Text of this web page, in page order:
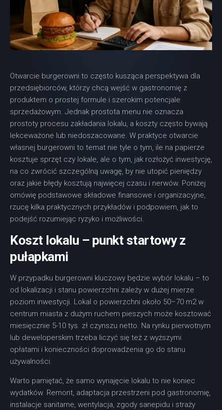
Otwarcie burgerowni to często kusząca perspektywa dla
przedsiębiorców, którzy chcą wejść w gastronomię z
produktem o prostej formule i szerokim potencjale
sprzedażowym. Jednak prostota menu nie oznacza
prostoty procesu zakładania lokalu, a koszty często bywają
lekceważone lub niedoszacowane. W praktyce otwarcie
własnej burgerowni to temat nie tyle o tym, ile na papierze
kosztuje sprzęt czy lokale, ale o tym, jak rozłożyć inwestycję,
na co zwrócić szczególną uwagę, by nie utopić pieniędzy
oraz jakie błędy kosztują najwięcej czasu i nerwów. Poniżej
omówię podstawowe składowe finansowe i organizacyjne,
rzucę kilka praktycznych przykładów i podpowiem, jak to
podejść rozumiejąc ryzyko i możliwości.
Koszt lokalu – punkt startowy z
pułapkami
W przypadku burgerowni kluczowy będzie wybór lokalu – to
od lokalizacji i stanu powierzchni zależy w dużej mierze
poziom inwestycji. Lokal o powierzchni około 50–70 m2 w
centrum miasta z dużym ruchem pieszych może kosztować
miesięcznie 5-10 tys. zł czynszu netto. Na rynku pierwotnym
lub deweloperskim trzeba liczyć się też z wyższymi
opłatami i konieczności doprowadzenia go do stanu
używalności.
Warto pamiętać, że samo wynajęcie lokalu to nie koniec
wydatków. Remont, adaptacja przestrzeni pod gastronomię,
instalacje sanitarne, wentylacja, zgody sanepidu i straży